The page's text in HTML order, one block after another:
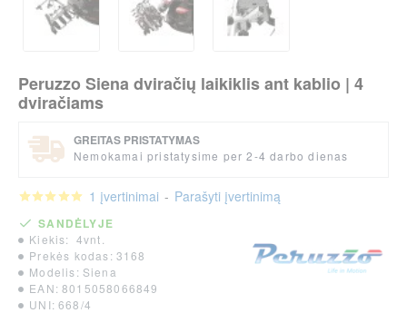
Peruzzo Siena dviračių laikiklis ant kablio | 4
dviračiams
SANDĖLYJE
Kiekis: 4vnt.
Prekės kodas: 3168
Modelis: Siena
EAN: 8015058066849
UNI: 668/4
1 įvertinimai - Parašyti įvertinimą
GREITAS PRISTATYMAS
Nemokamai pristatysime per 2-4 darbo dienas